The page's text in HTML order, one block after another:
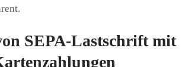
SEPA-Lastschrift mit